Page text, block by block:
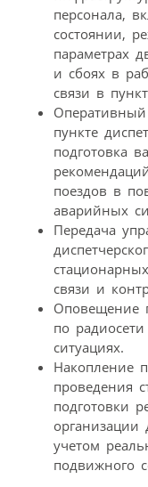
персонала,
состоянии,
параметрах
и сбоях в
связи в
пункте
подготовка
поездов в
аварийных
Передача
связи и
Оповещение
по
ситуациях.
Накопление
проведения
подготовки
учетом
подвижного